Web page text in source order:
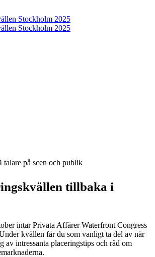
tillbaka i
intar Privata Affärer Waterfront Congress
kvällen får du som vanligt ta del av när
av intressanta placeringstips och råd om